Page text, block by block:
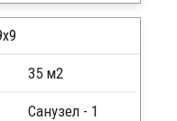
джут
35 м2
Санузел - 1